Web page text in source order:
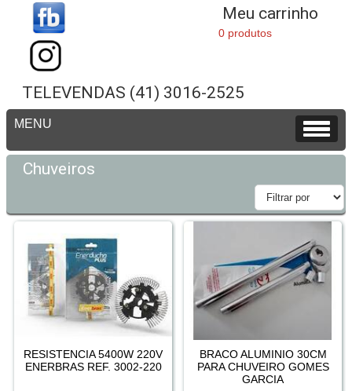
Meu carrinho
0 produtos
TELEVENDAS (41) 3016-2525
Chuveiros
RESISTENCIA 5400W 220V
ENERBRAS REF. 3002-220
BRACO ALUMINIO 30CM
PARA CHUVEIRO GOMES
GARCIA